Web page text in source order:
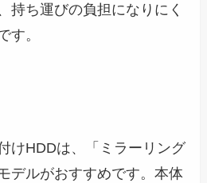
持ち運びの負担になりにく
す。
けHDDは、「ミラーリング
デルがおすすめです。本体